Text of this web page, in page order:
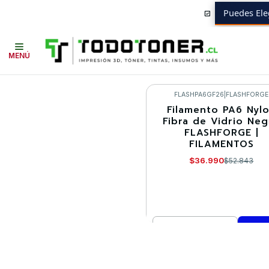
MENÚ
Puedes
NYLON
-30%
FLASHPA6GF26 FLASHFORGE
Filamento PA6
Fibra de Vidrio
FLASHFORGE |
FILAMENTOS
$36.990$52.843